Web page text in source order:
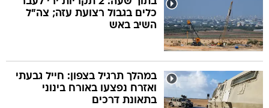
כלים בגבול רצועת עזה; צה"ל
השיב באש
במהלך תרגיל בצפון: חייל גבעתי
ואזרח נפצעו באורח בינוני
בתאונת דרכים